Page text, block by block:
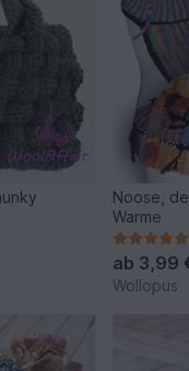
Noose,
Warme
ab 3,99
Wollopus